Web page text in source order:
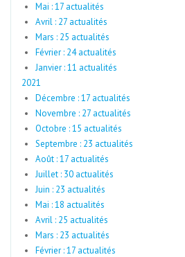
Mai : 17 actualités
Avril : 27 actualités
Mars : 25 actualités
Février : 24 actualités
Janvier : 11 actualités
2021
Décembre : 17 actualités
Novembre : 27 actualités
Octobre : 15 actualités
Septembre : 23 actualités
Août : 17 actualités
Juillet : 30 actualités
Juin : 23 actualités
Mai : 18 actualités
Avril : 25 actualités
Mars : 23 actualités
Février : 17 actualités